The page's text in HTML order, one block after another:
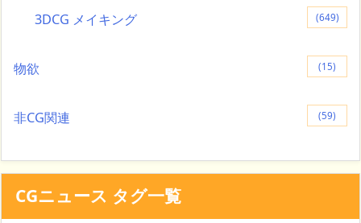
3DCG メイキング (649)
物欲 (15)
非CG関連 (59)
CGニュース タグ一覧